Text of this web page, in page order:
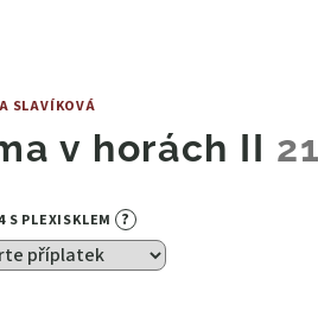
SLAVÍKOVÁ
v horách II
S PLEXISKLEM ?